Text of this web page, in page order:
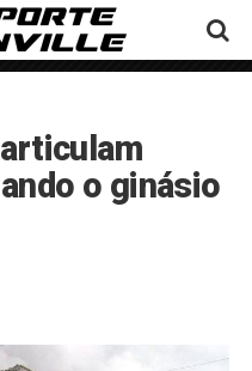
o ginásio